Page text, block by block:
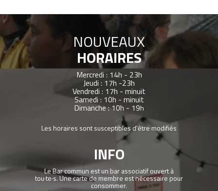
NOUVEAUX
HORAIRES
Mercredi : 14h - 23h
Jeudi : 17h -23h
Vendredi : 17h - minuit
Samedi : 10h - minuit
Dimanche : 10h - 19h
Les horaires sont susceptibles d'être modifiés
INFO
Le Bar commun est un bar associatif ouvert à
tou·te·s. Une carte de membre est nécessaire pour
consommer.